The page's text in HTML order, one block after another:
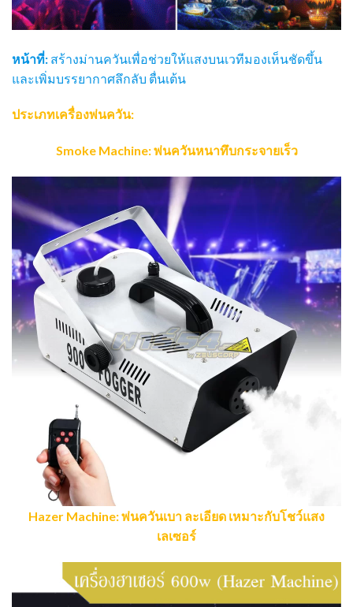
หน้าที่: สร้างม่านควันเพื่อช่วยให้แสงบนเวทีมองเห็นชัดขึ้น
และเพิ่มบรรยากาศลึกลับ ตื่นเต้น
ประเภทเครื่องพ่นควัน:
Smoke Machine: พ่นควันหนาทึบกระจายเร็ว
Hazer Machine: พ่นควันเบา ละเอียด เหมาะกับโชว์แสง
เลเซอร์